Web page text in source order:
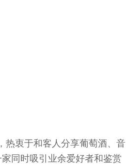
热衷于和客人分享葡萄酒、音
同时吸引业余爱好者和鉴赏